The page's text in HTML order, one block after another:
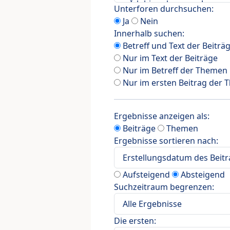
Unterforen durchsuchen:
Ja
Nein
Innerhalb suchen:
Betreff und Text der
Nur im Text der Beiträge
Nur im Betreff der Themen
Nur im ersten Beitrag der
Ergebnisse anzeigen als:
Beiträge
Themen
Ergebnisse sortieren nach:
Aufsteigend
Absteigend
Suchzeitraum begrenzen:
Die ersten: